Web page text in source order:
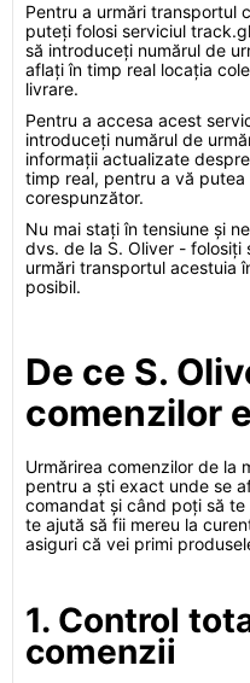
Pentru a urmări transportul
puteți folosi serviciul
să introduceți numărul de
aflați în timp real locația
livrare.
Pentru a accesa acest
introduceți numărul de
informații actualizate
timp real, pentru a vă
corespunzător.
Nu mai stați în tensiune și
dvs. de la S. Oliver -
urmări transportul acestuia
posibil.
De ce S.
comenzilor
Urmărirea comenzilor de la
pentru a ști exact unde se
comandat și când poți să
te ajută să fii mereu la
asiguri că vei primi
1. Control
comenzii